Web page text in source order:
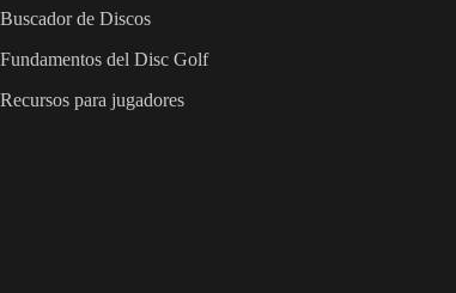
Buscador de Discos
Fundamentos del Disc Golf
Recursos para jugadores